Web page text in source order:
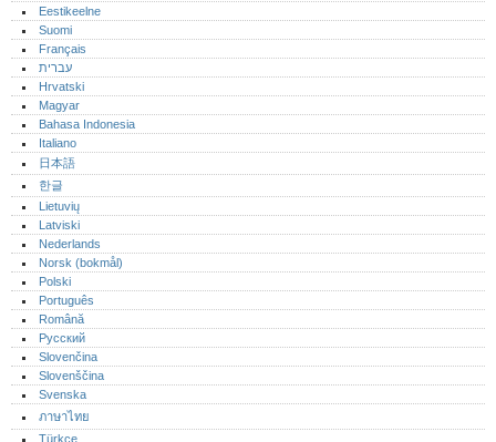
Eestikeelne
Suomi
Français
עברית
Hrvatski
Magyar
Bahasa Indonesia
Italiano
日本語
한글
Lietuvių
Latviski
Nederlands
Norsk (bokmål)‎
Polski
Português‎
Română
Русский
Slovenčina
Slovenščina
Svenska
ภาษาไทย
Türkçe